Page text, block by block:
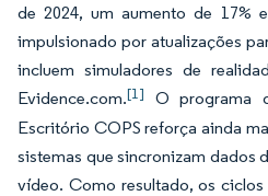
de 2024, um aumento de 17%
impulsionado por atualizações
incluem simuladores de
Evidence.com.[1]
O programa
Escritório COPS reforça ainda
sistemas que sincronizam dados
vídeo. Como resultado, os